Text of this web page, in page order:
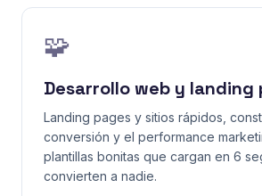
🧩
Desarrollo web y landing
Landing pages y sitios rápidos,
conversión y el performance
plantillas bonitas que cargan en 6
convierten a nadie.